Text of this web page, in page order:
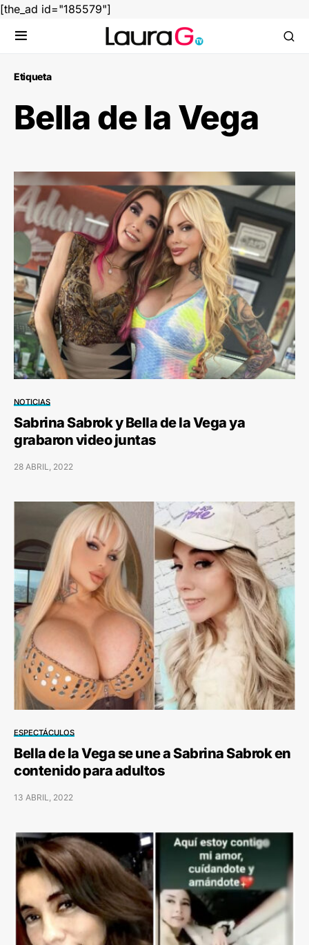
[the_ad id="185579"]
Etiqueta
Bella de la Vega
NOTICIAS
Sabrina Sabrok y Bella de la Vega ya
grabaron video juntas
28 ABRIL, 2022
ESPECTÁCULOS
Bella de la Vega se une a Sabrina Sabrok en
contenido para adultos
13 ABRIL, 2022